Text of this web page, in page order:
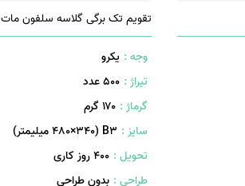
تقویم تک برگی گلاسه سلفون مات
وجه : یکرو
تیراژ : 500 عدد
گرماژ : ۱۷۰ گرم
سایز : B۳ (۴۸۰×۳۴۰ میلیمتر)
تحویل : 400 روز کاری
طراحی : بدون طراحی